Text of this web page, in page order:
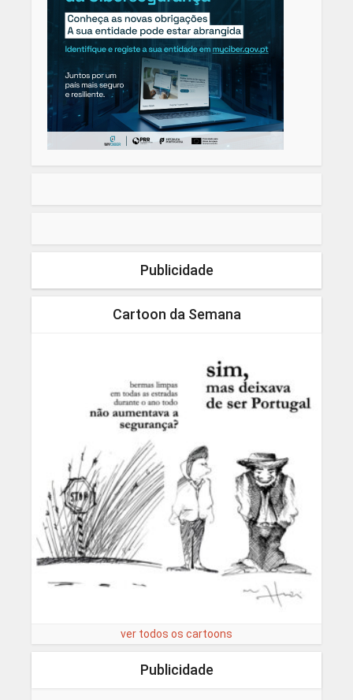
Publicidade
Cartoon da Semana
ver todos os cartoons
Publicidade